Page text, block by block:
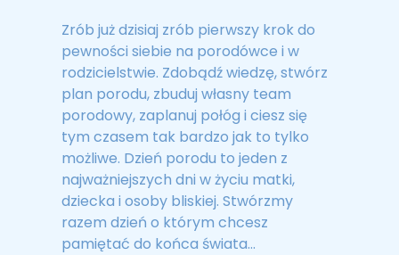
Zrób już dzisiaj zrób pierwszy krok do
pewności siebie na porodówce i w
rodzicielstwie. Zdobądź wiedzę, stwórz
plan porodu, zbuduj własny team
porodowy, zaplanuj połóg i ciesz się
tym czasem tak bardzo jak to tylko
możliwe. Dzień porodu to jeden z
najważniejszych dni w życiu matki,
dziecka i osoby bliskiej. Stwórzmy
razem dzień o którym chcesz
pamiętać do końca świata...